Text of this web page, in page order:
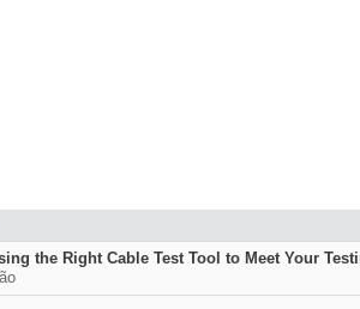
the Right Cable Test Tool to Meet Your